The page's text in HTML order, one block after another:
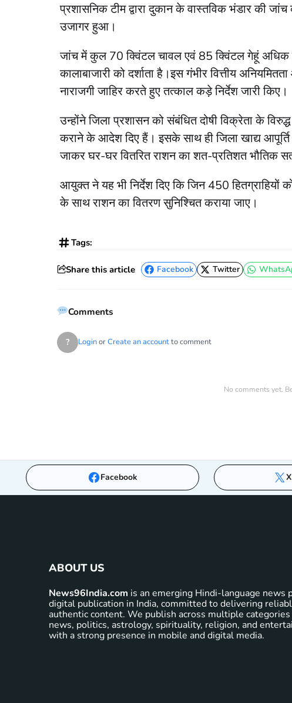
प्रशासनिक टीम द्वारा दुकान के वास्तविक भंडार की
उजागर हुआ।
जांच में कुल 70 क्विंटल चावल एवं 85 क्विंटल गेहूं अधिक
कालाबाजारी को दर्शाता है।इस गंभीर वित्तीय
नाराजगी जाहिर करते हुए तत्काल कड़े निर्देश जारी किए।
उन्होंने जिला प्रशासन को संबंधित दोषी विक्रेता के
कराने के आदेश दिए हैं। इसके साथ ही जिला खाद्य आपूर्ति
जाकर घर-घर वितरित राशन का शत-प्रतिशत भौतिक
आयुक्त ने यह भी निर्देश दिए कि जिन 450 हितग्राहियों
के साथ राशन का वितरण सुनिश्चित कराया जाए।
Tags:
Share this article
Facebook
Facebook
Twitter
Twitter
Comments
? LoginorCreate an accountto comment
No comments yet.
Facebook
ABOUT US
News96India.com is an emerging Hindi-language news
digital publication in India, committed to delivering
authentic content. We publish across multiple
news, politics, astrology, spirituality, religion, and
with a strong presence in mobile and digital media.